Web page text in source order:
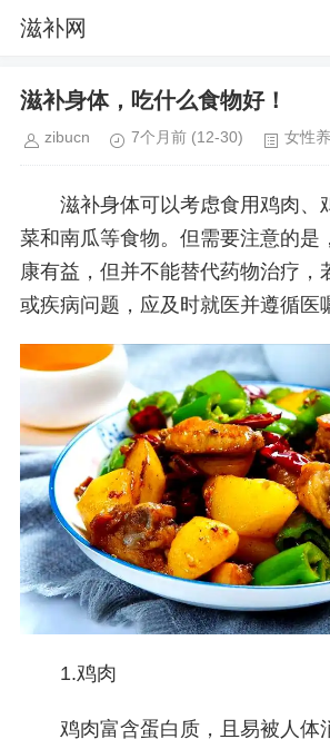
滋补网
滋补身体，吃什么食物好！
zibucn 7个月前 (12-30) 女性
滋补身体可以考虑食用鸡肉、
菜和南瓜等食物。但需要注意的是
康有益，但并不能替代药物治疗，
或疾病问题，应及时就医并遵循医
1.鸡肉
鸡肉富含蛋白质，且易被人体